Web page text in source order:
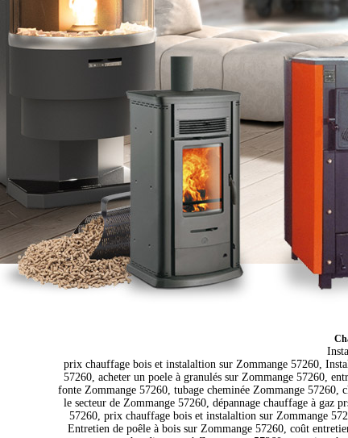
prix chauffage bois et instalaltion sur Zommange 57260,
57260, acheter un poele à granulés sur Zommange 57260,
fonte Zommange 57260, tubage cheminée Zommange
le secteur de Zommange 57260, dépannage chauffage à gaz
57260, prix chauffage bois et instalaltion sur Zommange
Entretien de poêle à bois sur Zommange 57260, coût